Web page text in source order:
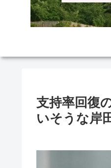
支持率回復
いそうな岸